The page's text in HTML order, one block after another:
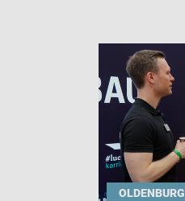
OLDENBURG